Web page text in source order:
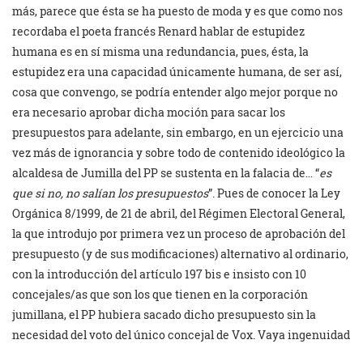
más, parece que ésta se ha puesto de moda y es que como nos
recordaba el poeta francés Renard hablar de estupidez
humana es en sí misma una redundancia, pues, ésta, la
estupidez era una capacidad únicamente humana, de ser así,
cosa que convengo, se podría entender algo mejor porque no
era necesario aprobar dicha moción para sacar los
presupuestos para adelante, sin embargo, en un ejercicio una
vez más de ignorancia y sobre todo de contenido ideológico la
alcaldesa de Jumilla del PP se sustenta en la falacia de… “es
que si no, no salían los presupuestos”. Pues de conocer la Ley
Orgánica 8/1999, de 21 de abril, del Régimen Electoral General,
la que introdujo por primera vez un proceso de aprobación del
presupuesto (y de sus modificaciones) alternativo al ordinario,
con la introducción del artículo 197 bis e insisto con 10
concejales/as que son los que tienen en la corporación
jumillana, el PP hubiera sacado dicho presupuesto sin la
necesidad del voto del único concejal de Vox. Vaya ingenuidad